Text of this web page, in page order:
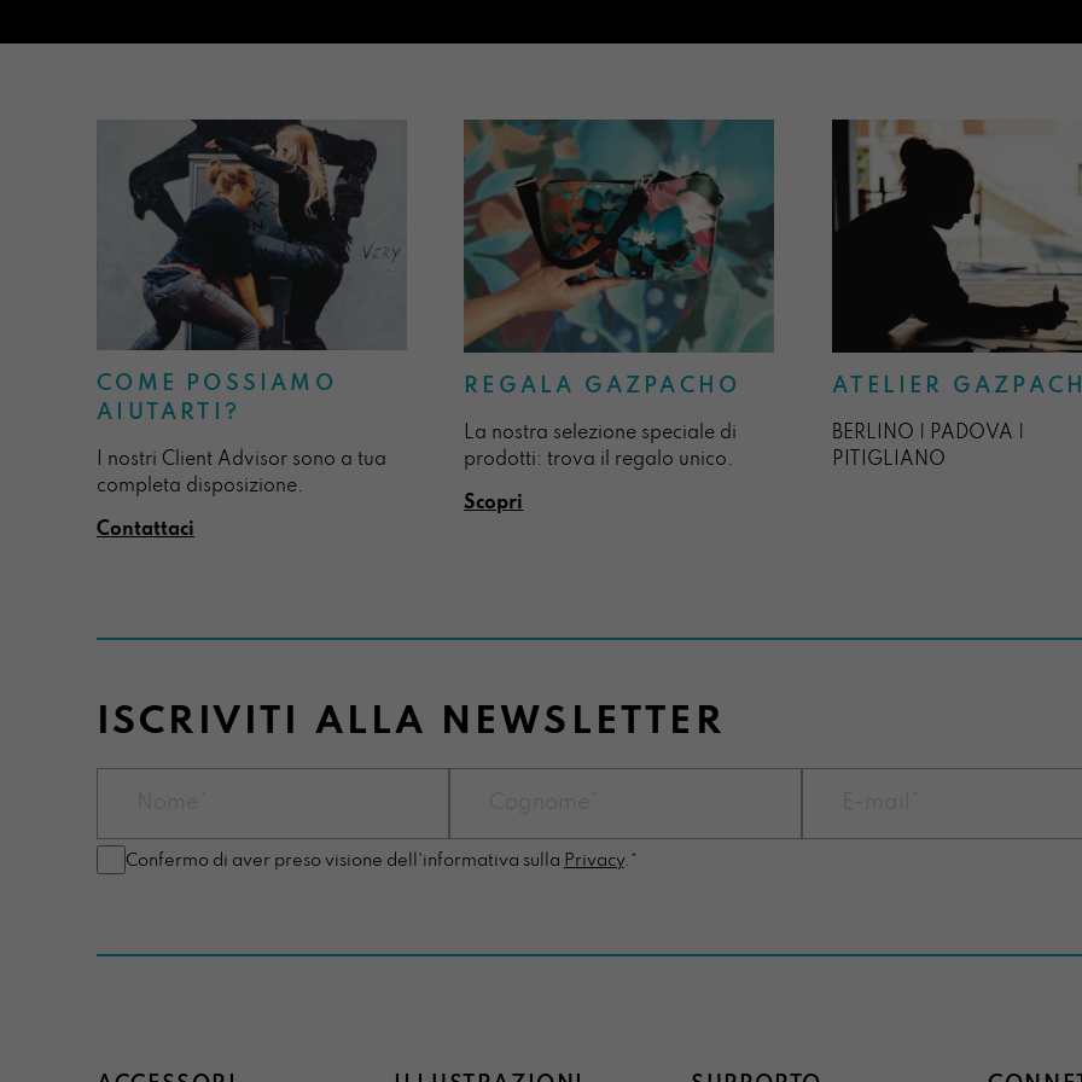
COME POSSIAMO
AIUTARTI?
I nostri Client Advisor sono a tua
completa disposizione.
Contattaci
REGALA GAZPACHO
La nostra selezione speciale di
prodotti: trova il regalo unico.
Scopri
ATELIER
BERLINO | PADOVA |
PITIGLIANO
ISCRIVITI ALLA NEWSLETTER
Confermo di aver preso visione dell'informativa sulla Privacy.*